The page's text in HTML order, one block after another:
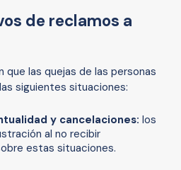
de reclamos a
que las quejas de las personas
siguientes situaciones:
y cancelaciones: los
al no recibir
estas situaciones.